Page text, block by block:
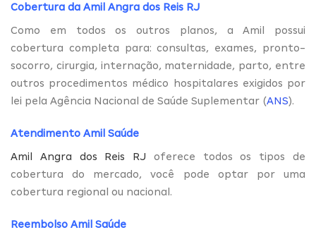
Cobertura da Amil Angra dos Reis RJ
Como em todos os outros planos, a Amil possui
cobertura completa para: consultas, exames, pronto-
socorro, cirurgia, internação, maternidade, parto, entre
outros procedimentos médico hospitalares exigidos por
lei pela Agência Nacional de Saúde Suplementar (ANS).
Atendimento Amil Saúde
Amil Angra dos Reis RJ oferece todos os tipos de
cobertura do mercado, você pode optar por uma
cobertura regional ou nacional.
Reembolso Amil Saúde